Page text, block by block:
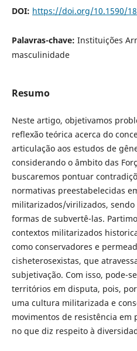
DOI: https://doi.org/10.1590/
Palavras-chave: Instituições
masculinidade
Resumo
Neste artigo, objetivamos
reflexão teórica acerca do
articulação aos estudos de
considerando o âmbito das
buscaremos pontuar
normativas preestabelecidas
militarizados/virilizados, sendo
formas de subvertê-las.
contextos militarizados
como conservadores e
cisheterosexistas, que
subjetivação. Com isso, pode-
territórios em disputa, pois,
uma cultura militarizada e
movimentos de resistência
no que diz respeito à